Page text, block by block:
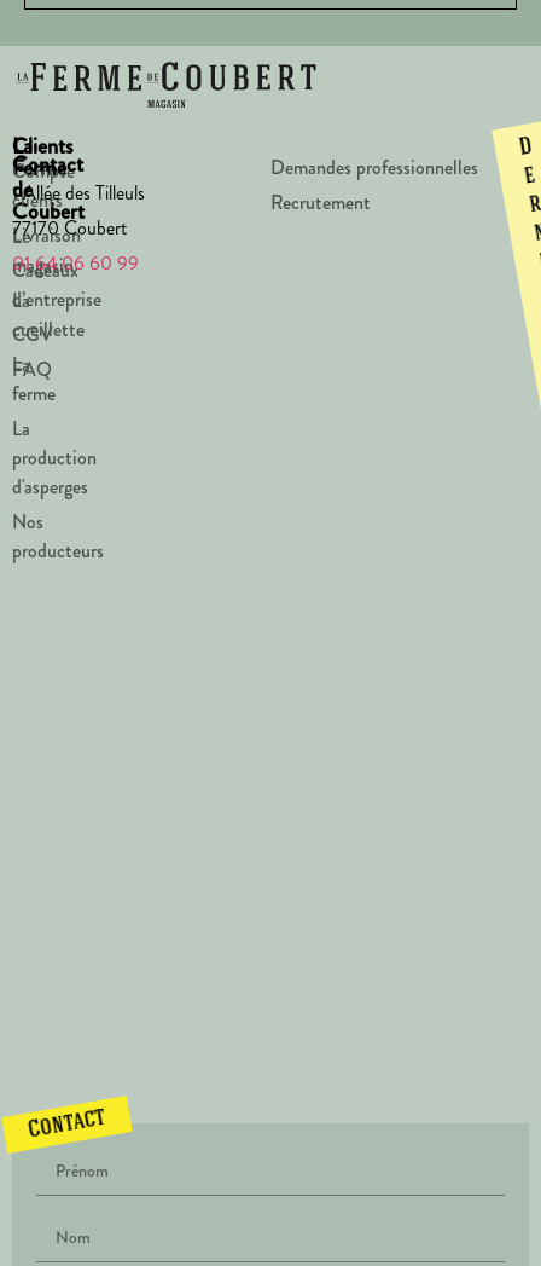
La
Ferme
de
Coubert
Le
magasin
La
cueillette
La
ferme
La
production
d'asperges
Nos
producteurs
Clients
Compte
clients
Livraison
Cadeaux
d’entreprise
CGV
FAQ
Contact
1 Allée des Tilleuls
77170 Coubert
01 64 06 60 99
Demandes professionnelles
Recrutement
D
e
Contact